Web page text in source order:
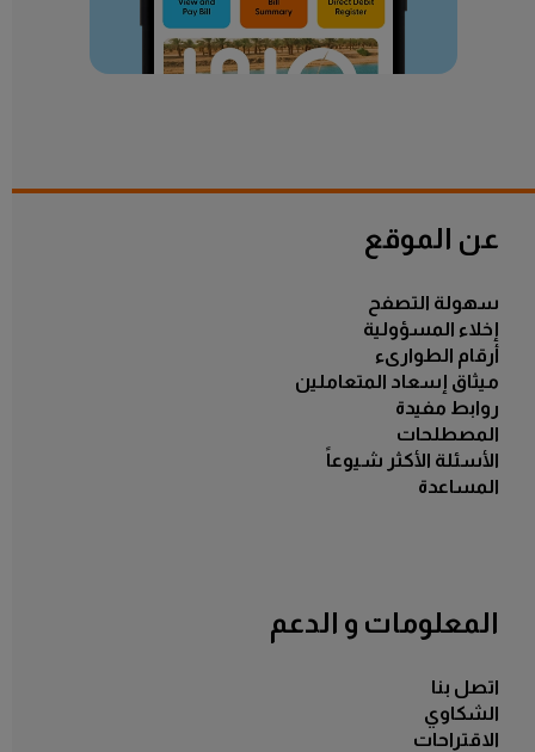
عن الموقع
سهولة التصفح
إخلاء المسؤولية
أرقام الطوارىء
ميثاق إسعاد المتعاملين
روابط مفيدة
المصطلحات
الأسئلة الأكثر شيوعاً
المساعدة
المعلومات و الدعم
اتصل بنا
الشكاوي
الاقتراحات